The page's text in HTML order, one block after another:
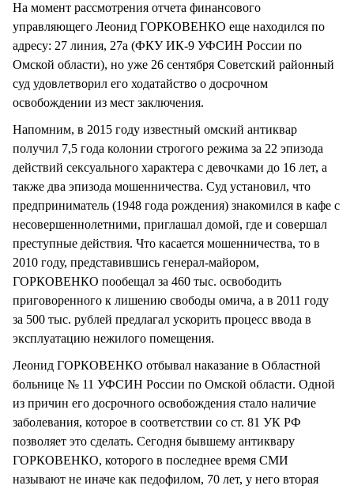
На момент рассмотрения отчета финансового
управляющего Леонид ГОРКОВЕНКО еще находился по
адресу: 27 линия, 27а (ФКУ ИК-9 УФСИН России по
Омской области), но уже 26 сентября Советский районный
суд удовлетворил его ходатайство о досрочном
освобождении из мест заключения.
Напомним, в 2015 году известный омский антиквар
получил 7,5 года колонии строгого режима за 22 эпизода
действий сексуального характера с девочками до 16 лет, а
также два эпизода мошенничества. Суд установил, что
предприниматель (1948 года рождения) знакомился в кафе с
несовершеннолетними, приглашал домой, где и совершал
преступные действия. Что касается мошенничества, то в
2010 году, представившись генерал-майором,
ГОРКОВЕНКО пообещал за 460 тыс. освободить
приговоренного к лишению свободы омича, а в 2011 году
за 500 тыс. рублей предлагал ускорить процесс ввода в
эксплуатацию нежилого помещения.
Леонид ГОРКОВЕНКО отбывал наказание в Областной
больнице № 11 УФСИН России по Омской области. Одной
из причин его досрочного освобождения стало наличие
заболевания, которое в соответствии со ст. 81 УК РФ
позволяет это сделать. Сегодня бывшему антиквару
ГОРКОВЕНКО, которого в последнее время СМИ
называют не иначе как педофилом, 70 лет, у него вторая